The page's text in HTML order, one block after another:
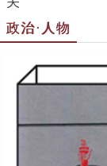
政治·人物